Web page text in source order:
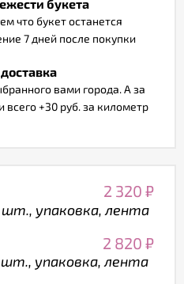
букета
что букет останется
7 дней после покупки
вами города. А за
всего +30 руб. за километр
2 320 ₽
упаковка, лента
2 820 ₽
упаковка, лента